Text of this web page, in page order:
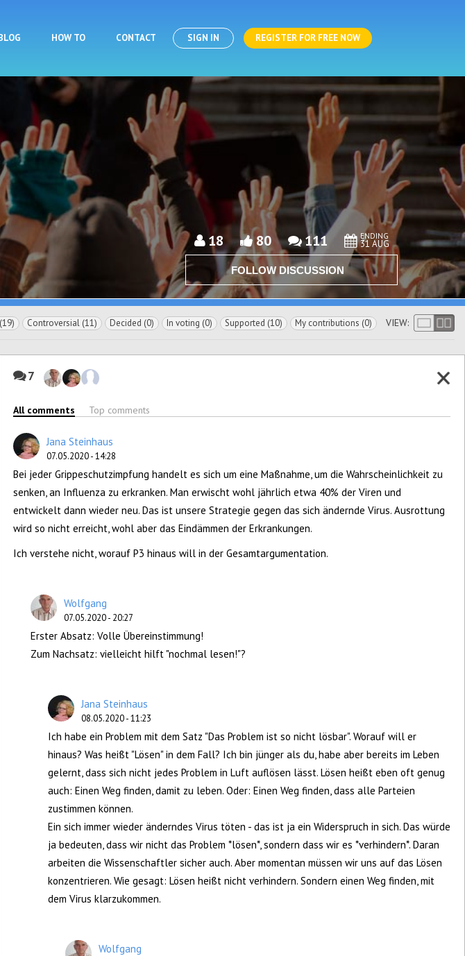
HOW TO CONTACT SIGN IN REGISTER FOR FREE NOW
18 80 111 ENDING
31 AUG
FOLLOW DISCUSSION
Controversial (11) Decided (0) In voting (0) Supported (10) My contributions (0) VIEW:
Knoten
die
jedoch
Mittel für
vs.
Priorität“
Lebens führt zu
gerade an
und
Validierung
„Hausmittel“,
unbedingt in
Argumente.
Risiken
nicht
7
All comments Top comments
Jana Steinhaus
07.05.2020 - 14:28
Bei jeder Grippeschutzimpfung handelt es sich um eine Maßnahme, um die Wahrscheinlichkeit zu
senken, an Influenza zu erkranken. Man erwischt wohl jährlich etwa 40% der Viren und
entwickelt dann wieder neu. Das ist unsere Strategie gegen das sich ändernde Virus. Ausrottung
wird so nicht erreicht, wohl aber das Eindämmen der Erkrankungen.
Ich verstehe nicht, worauf P3 hinaus will in der Gesamtargumentation.
Wolfgang
07.05.2020 - 20:27
Erster Absatz: Volle Übereinstimmung!
Zum Nachsatz: vielleicht hilft "nochmal lesen!"?
Jana Steinhaus
08.05.2020 - 11:23
Ich habe ein Problem mit dem Satz "Das Problem ist so nicht lösbar". Worauf will er
hinaus? Was heißt "Lösen" in dem Fall? Ich bin jünger als du, habe aber bereits im Leben
gelernt, dass sich nicht jedes Problem in Luft auflösen lässt. Lösen heißt eben oft genug
auch: Einen Weg finden, damit zu leben. Oder: Einen Weg finden, dass alle Parteien
zustimmen können.
Ein sich immer wieder änderndes Virus töten - das ist ja ein Widerspruch in sich. Das würde
ja bedeuten, dass wir nicht das Problem *lösen*, sondern dass wir es *verhindern*. Daran
arbeiten die Wissenschaftler sicher auch. Aber momentan müssen wir uns auf das Lösen
konzentrieren. Wie gesagt: Lösen heißt nicht verhindern. Sondern einen Weg finden, mit
dem Virus klarzukommen.
Wolfgang